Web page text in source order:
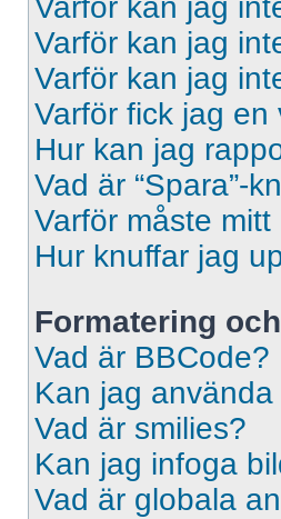
Varför kan jag
Varför kan jag
Varför kan jag
Varför fick jag en
Hur kan jag
Vad är “Spara”-
Varför måste
Hur knuffar jag
Formatering
Vad är BBCode?
Kan jag använda
Vad är smilies?
Kan jag infoga
Vad är globala